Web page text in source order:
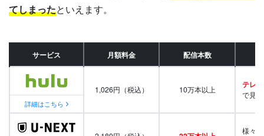
てしまったといえます。
サービス 月額料金 配信本数
詳細はこちら
1,026円（税込） 10万本以上 テレビ
で見
様々